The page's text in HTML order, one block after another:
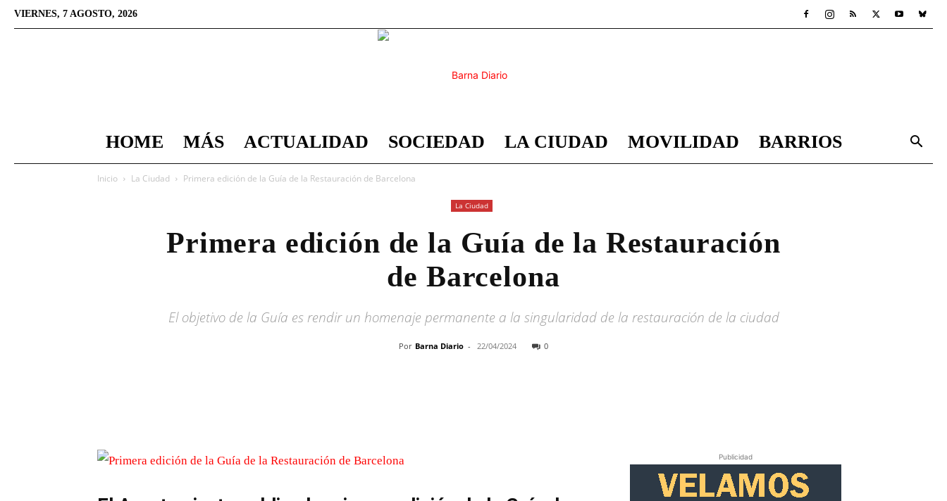
VIERNES, 7 AGOSTO, 2026
Barna
HOME MÁS ACTUALIDAD SOCIEDAD LA CIUDAD MOVILIDAD BARRIOS
Inicio La Ciudad Primera edición de la Guía de la Restauración de Barcelona
La Ciudad
Primera edición de la Guía de la Restauración
de Barcelona
El objetivo de la Guía es rendir un homenaje permanente a la singularidad de la restauración de la ciudad
Por Barna Diario - 22/04/2024 0
Publicidad